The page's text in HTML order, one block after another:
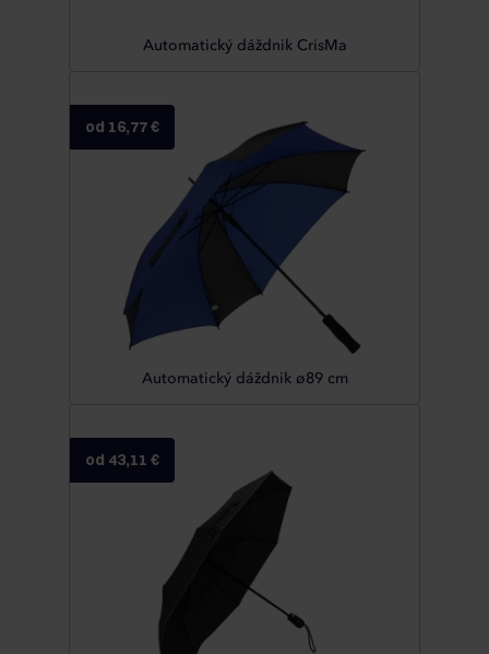
Automatický dáždnik CrisMa
od 16,77 €
Automatický dáždnik ø89 cm
od 43,11 €